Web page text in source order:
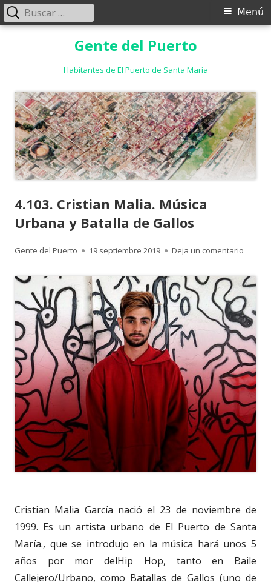
Gente del Puerto
Habitantes de El Puerto de Santa María
Menú
Menú
Buscar:
4.103. Cristian Malia. Música
Urbana y Batalla de Gallos
Autor
Gente del Puerto
Publicado
19 septiembre 2019 Deja un comentario
Cristian Malia García nació el 23 de noviembre de
1999. Es un artista urbano de El Puerto de Santa
María., que se introdujo en la música hará unos 5
años por mor delHip Hop, tanto en Baile
Callejero/Urbano, como Batallas de Gallos (uno de